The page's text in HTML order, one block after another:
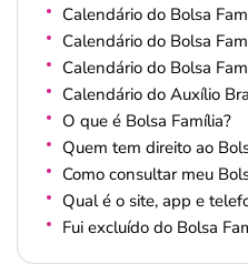
Calendário do Bolsa
Calendário do Bolsa
Calendário do Bolsa
Calendário do Auxílio
O que é Bolsa Família?
Quem tem direito ao
Como consultar meu
Qual é o site, app e
Fui excluído do Bolsa